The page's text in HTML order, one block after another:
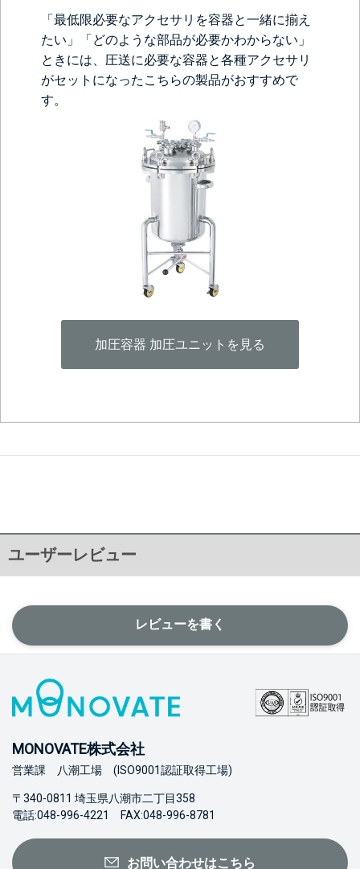
「最低限必要なアクセサリを容器と一緒に揃え
たい」「どのような部品が必要かわからない」
ときには、圧送に必要な容器と各種アクセサリ
がセットになったこちらの製品がおすすめで
す。
加圧容器 加圧ユニットを見る
ユーザーレビュー
レビューを書く
MONOVATE株式会社
営業課 八潮工場 (ISO9001認証取得工場)
〒340-0811 埼玉県八潮市二丁目358
電話:048-996-4221 FAX:048-996-8781
お問い合わせはこちら